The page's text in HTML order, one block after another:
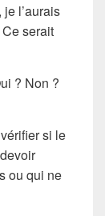
l’aurais
serait
? Non ?
si le
ou qui ne